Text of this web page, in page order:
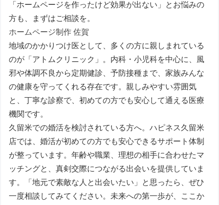
「ホームページを作ったけど効果が出ない」とお悩みの
方も、まずはご相談を。
ホームページ制作 佐賀
地域のかかりつけ医として、多くの方に親しまれている
のが「アトムクリニック」。内科・小児科を中心に、風
邪や体調不良から定期健診、予防接種まで、家族みんな
の健康を守ってくれる存在です。親しみやすい雰囲気
と、丁寧な診察で、初めての方でも安心して通える医療
機関です。
久留米での婚活を検討されている方へ。ハピネス久留米
店では、婚活が初めての方でも安心できるサポート体制
が整っています。年齢や職業、理想の相手に合わせたマ
ッチングと、真剣交際につながる出会いを提供していま
す。「地元で素敵な人と出会いたい」と思ったら、ぜひ
一度相談してみてください。未来への第一歩が、ここか